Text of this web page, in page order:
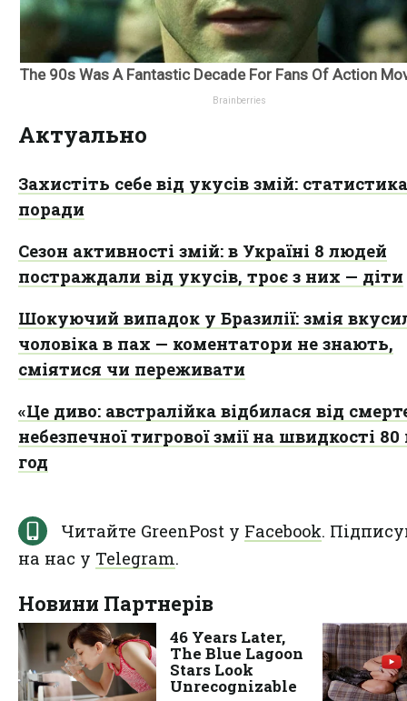
Актуально
Захистіть себе від укусів змій:
поради
Сезон активності змій: в Україні 8 людей
постраждали від укусів, троє з них — діти
Шокуючий випадок у Бразилії: змія
чоловіка в пах — коментатори не знають,
сміятися чи переживати
«Це диво: австралійка відбилася від
небезпечної тигрової змії на швидкості
год
Читайте GreenPost у Facebook.
на нас у Telegram.